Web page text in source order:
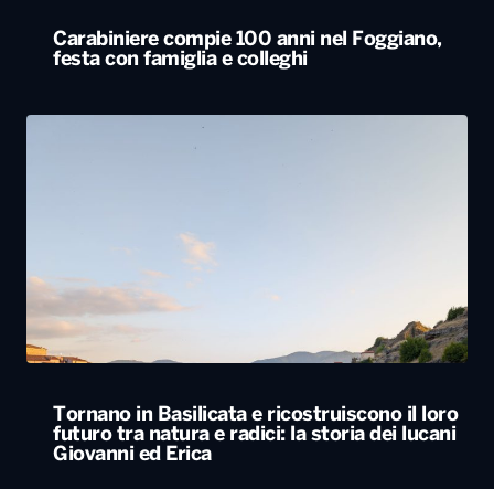
Carabiniere compie 100 anni nel Foggiano,
festa con famiglia e colleghi
Tornano in Basilicata e ricostruiscono il loro
futuro tra natura e radici: la storia dei lucani
Giovanni ed Erica